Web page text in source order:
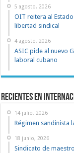
5 agosto, 2026
OIT reitera al
libertad sindical
4 agosto, 2026
ASIC pide al nuevo
laboral cubano
Recientes en
14 julio, 2026
Régimen sandinista
18 junio, 2026
Sindicato de